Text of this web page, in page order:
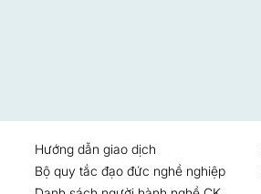
Hướng dẫn giao dịch
Bộ quy tắc đạo đức nghề nghiệp